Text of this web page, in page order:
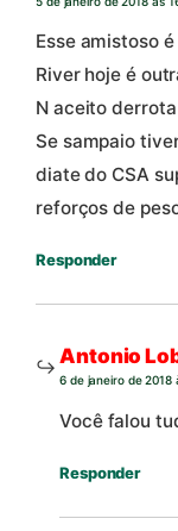
Esse amistoso
River hoje é
N aceito
Se sampaio
diate do CSA
reforços de
Responder
Antonio
6 de janeiro de 2018
Você falou
Responder